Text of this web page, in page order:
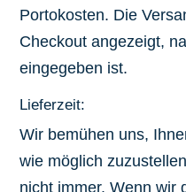
Portokosten. Die
Checkout angezeigt,
eingegeben ist.
Lieferzeit:
Wir bemühen uns,
wie möglich
nicht immer. Wenn wir